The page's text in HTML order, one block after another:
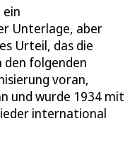
Unterlage, aber
Urteil, das die
den folgenden
voran,
und wurde 1934 mit
international